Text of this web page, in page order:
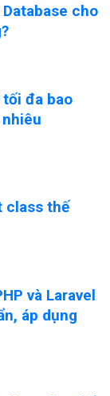
cho
đa bao
class thế
và Laravel
áp dụng